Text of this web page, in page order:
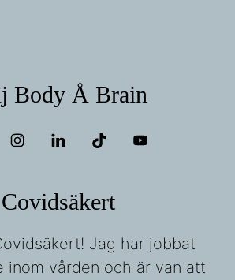
Body Å Brain
Covidsäkert
Jag har jobbat
inom vården och är van att